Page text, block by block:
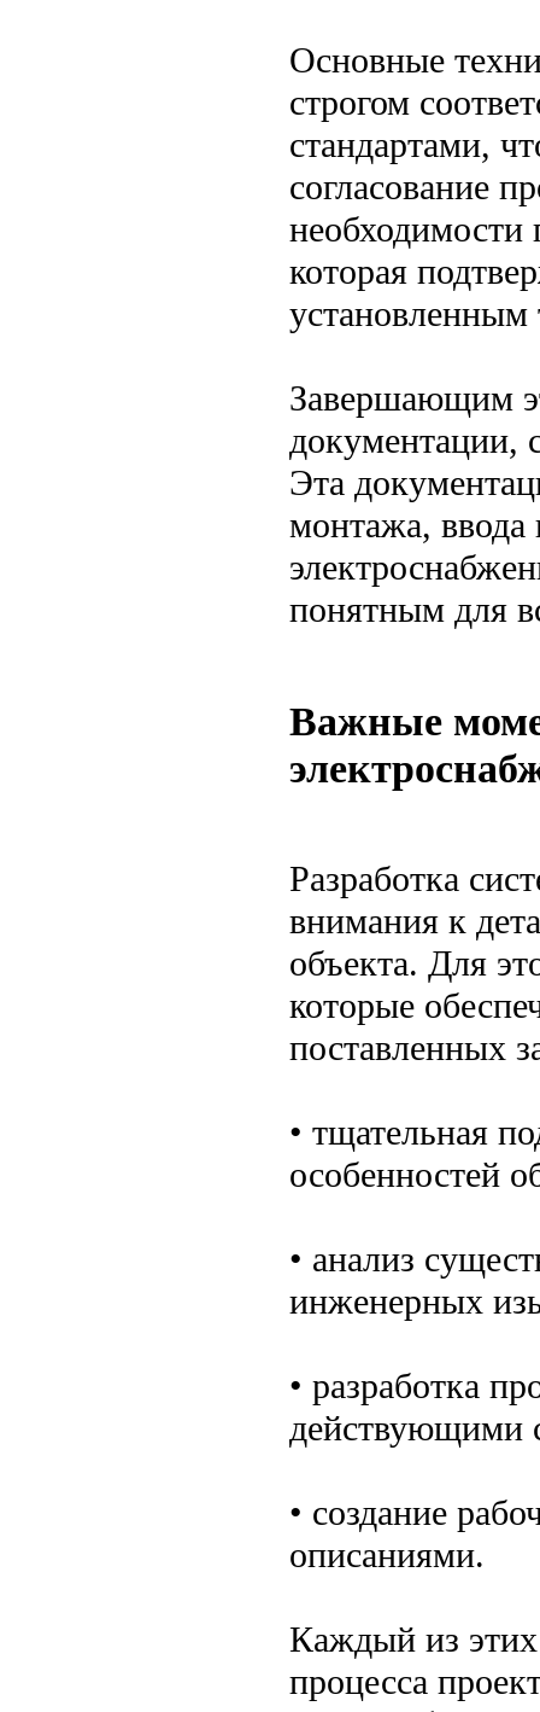
Основные
строгом
стандартами,
согласование
необходимости
которая
установленным
Завершающим
документации,
Эта
монтажа, ввода
понятным для
Важные
Разработка
внимания к
объекта. Для
которые
поставленных
• тщательная
особенностей
• анализ
инженерных
• разработка
действующими
• создание
описаниями.
Каждый из этих
процесса